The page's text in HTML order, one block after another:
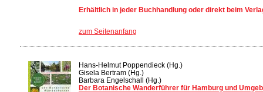
Erhältlich in jeder Buchhandlung oder direkt beim
zum Seitenanfang
Hans-Helmut Poppendieck (Hg.)
Gisela Bertram (Hg.)
Barbara Engelschall (Hg.)
Der Botanische Wanderführer für Hamburg und